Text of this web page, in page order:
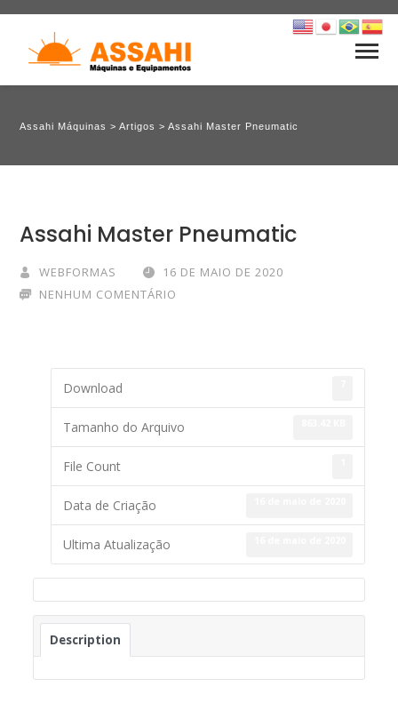
Assahi Máquinas >Artigos >Assahi Master Pneumatic
Assahi Master Pneumatic
WEBFORMAS
16 DE MAIO DE 2020
NENHUM COMENTÁRIO
Download
Tamanho do Arquivo
File Count
Data de Criação
Ultima Atualização
Description